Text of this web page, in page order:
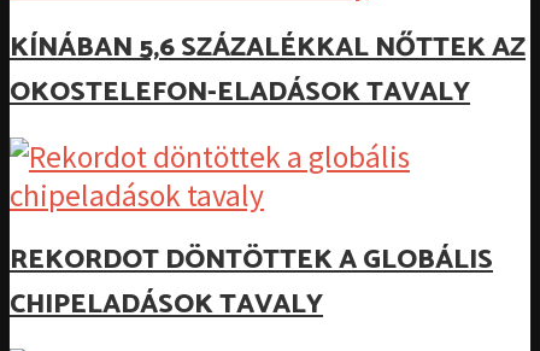
KÍNÁBAN 5,6 SZÁZALÉKKAL NŐTTEK AZ
OKOSTELEFON-ELADÁSOK TAVALY
REKORDOT DÖNTÖTTEK A GLOBÁLIS
CHIPELADÁSOK TAVALY